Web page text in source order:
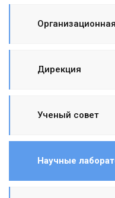
Дирекция
Ученый совет
Научные